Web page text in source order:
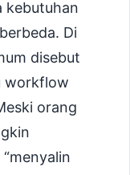
kebutuhan
Di
disebut
workflow
orang